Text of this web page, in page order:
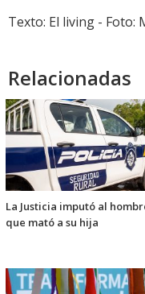
Texto: El living - Foto:
Relacionadas
La Justicia imputó al
que mató a su hija